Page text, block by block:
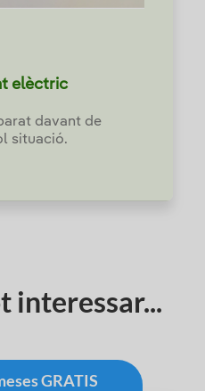
elèctric
davant de
situació.
interessar...
GRATIS